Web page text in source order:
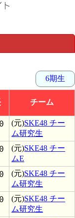
6期生
チーム
(元)SKE48 チー
ム研究生
(元)SKE48 チー
ムE
(元)SKE48 チー
ム研究生
(元)SKE48 チー
ム研究生